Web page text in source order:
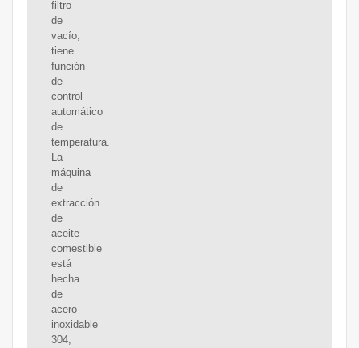
filtro
de
vacío,
tiene
función
de
control
automático
de
temperatura.
La
máquina
de
extracción
de
aceite
comestible
está
hecha
de
acero
inoxidable
304,